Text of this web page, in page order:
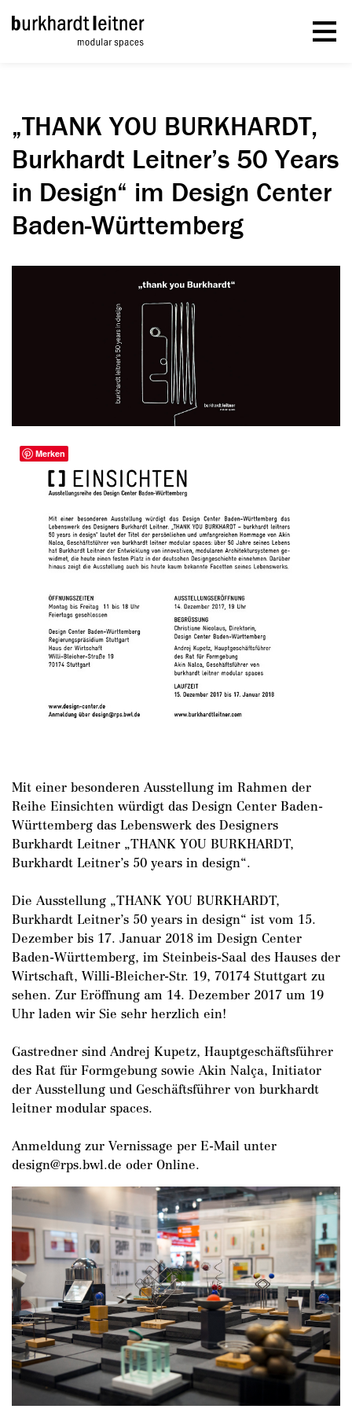
„THANK YOU BURKHARDT,
Burkhardt Leitner’s 50 Years
in Design“ im Design Center
Baden-Württemberg
Mit einer besonderen Ausstellung im Rahmen der
Reihe Einsichten würdigt das Design Center Baden-
Württemberg das Lebenswerk des Designers
Burkhardt Leitner „THANK YOU BURKHARDT,
Burkhardt Leitner’s 50 years in design“.
Die Ausstellung „THANK YOU BURKHARDT,
Burkhardt Leitner’s 50 years in design“ ist vom 15.
Dezember bis 17. Januar 2018 im Design Center
Baden-Württemberg, im Steinbeis-Saal des Hauses der
Wirtschaft, Willi-Bleicher-Str. 19, 70174 Stuttgart zu
sehen. Zur Eröffnung am 14. Dezember 2017 um 19
Uhr laden wir Sie sehr herzlich ein!
Gastredner sind Andrej Kupetz, Hauptgeschäftsführer
des Rat für Formgebung sowie Akin Nalça, Initiator
der Ausstellung und Geschäftsführer von burkhardt
leitner modular spaces.
Anmeldung zur Vernissage per E-Mail unter
design@rps.bwl.de oder Online.
Merken